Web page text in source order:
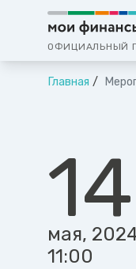
ОФИЦИАЛЬНЫЙ
Главная
14
мая,
11:00